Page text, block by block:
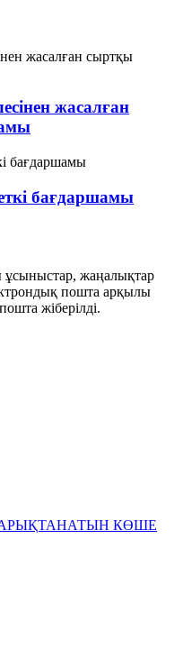
жасалған
бағдаршамы
ұсыныстар, жаңалықтар
пошта арқылы
жіберілді.
КӨШЕ